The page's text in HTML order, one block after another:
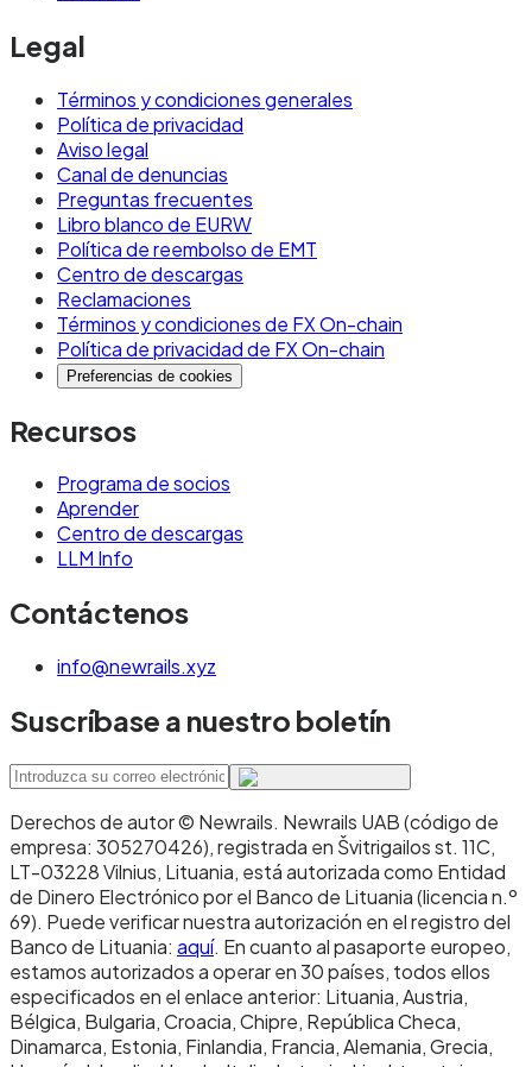
Legal
Términos y condiciones generales
Política de privacidad
Aviso legal
Canal de denuncias
Preguntas frecuentes
Libro blanco de EURW
Política de reembolso de EMT
Centro de descargas
Reclamaciones
Términos y condiciones de FX On-chain
Política de privacidad de FX On-chain
Preferencias de cookies
Recursos
Programa de socios
Aprender
Centro de descargas
LLM Info
Contáctenos
info@newrails.xyz
Suscríbase a nuestro boletín
Derechos de autor © Newrails. Newrails UAB (código de
empresa: 305270426), registrada en Švitrigailos st. 11C,
LT-03228 Vilnius, Lituania, está autorizada como Entidad
de Dinero Electrónico por el Banco de Lituania (licencia n.º
69). Puede verificar nuestra autorización en el registro del
Banco de Lituania: aquí. En cuanto al pasaporte europeo,
estamos autorizados a operar en 30 países, todos ellos
especificados en el enlace anterior: Lituania, Austria,
Bélgica, Bulgaria, Croacia, Chipre, República Checa,
Dinamarca, Estonia, Finlandia, Francia, Alemania, Grecia,